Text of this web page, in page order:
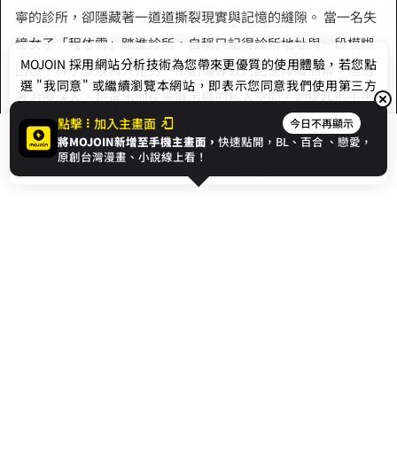
開始閱讀
寧的診所，卻隱藏著一道道撕裂現實與記憶的縫隙。 當一名失
憶女子「程依雪」踏進診所，自稱只記得診所地址與一段模糊
回憶，林子默以為只是另一宗創傷導致的記憶障礙個案。但隨
著治療深入，她畫出他從未展示過的私人空間，她提起他不應
記得的往事。真相與謊言開始交纏，病人與醫生的角色開始顛
倒。 記憶是真實的回音，還是幻覺的投影？ 過去是被隱藏，還
是被刻意遺忘？ 當塵封的秘密揭開，誰才是真正的治療者，誰
展開全部
點擊 加入主畫面 今日不再顯示
將MOJOIN新增至手機主畫面，快速點開，BL、百合 、戀愛，
原創台灣漫畫、小說線上看！
MOJOIN 採用網站分析技術為您帶來更優質的使用體驗，若您點
選 "我同意" 或繼續瀏覽本網站，即表示您同意我們使用第三方
Cookie，欲瞭解更多資訊請見隱私權政策。
我同意